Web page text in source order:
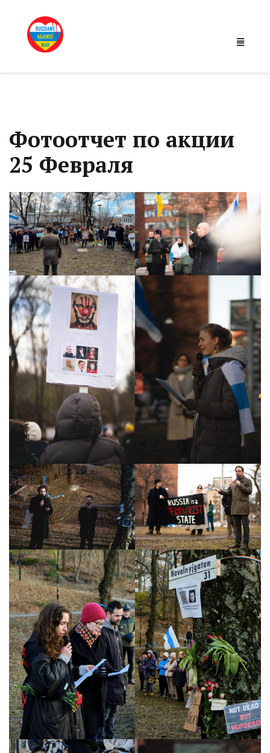
Фотоотчет по акции
25 Февраля